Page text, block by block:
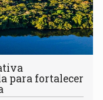
para fortalecer